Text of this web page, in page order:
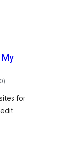
個
の
価
)
for